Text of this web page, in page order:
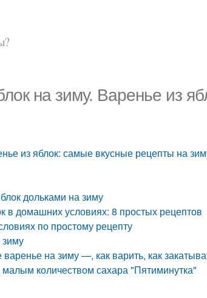
на зиму. Варенье из
из яблок: самые вкусные рецепты на
дольками на зиму
в домашних условиях: 8 простых рецептов
по простому рецепту
зиму
на зиму —, как варить, как
малым количеством сахара "Пятиминутка"